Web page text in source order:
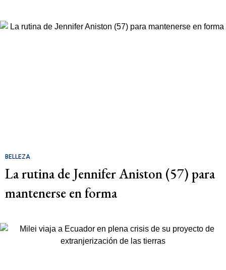
BELLEZA
La rutina de Jennifer Aniston (57) para
mantenerse en forma